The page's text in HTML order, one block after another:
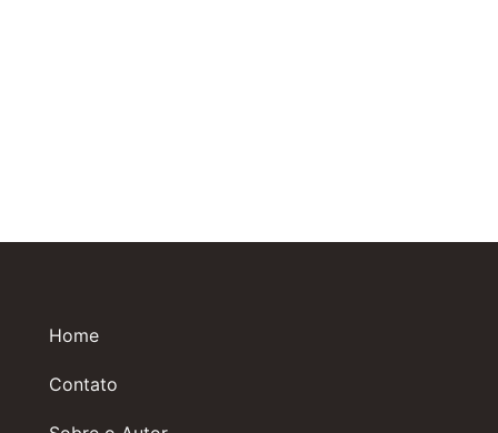
Home
Contato